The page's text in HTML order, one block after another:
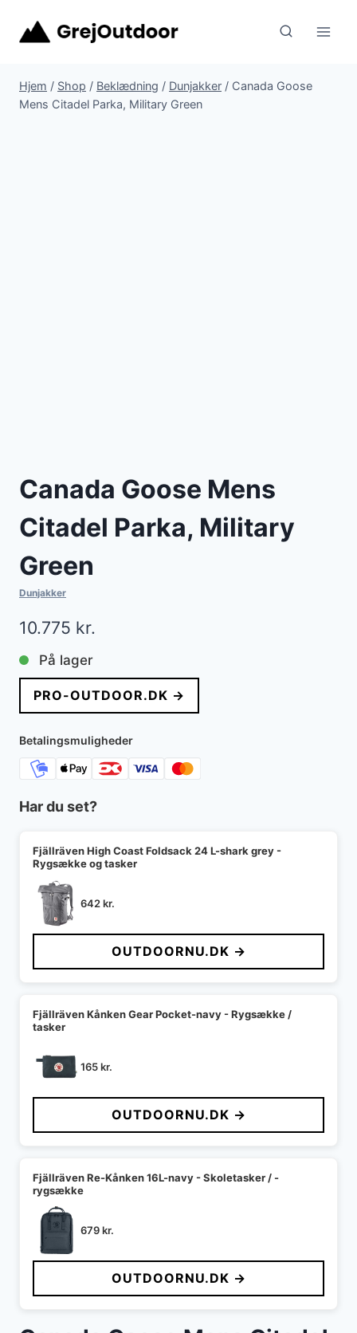
Hjem / Shop / Beklædning / Dunjakker / Canada Goose
Mens Citadel Parka, Military Green
Canada Goose Mens
Citadel Parka, Military
Green
Dunjakker
10.775 kr.
På lager
PRO-OUTDOOR.DK →
Betalingsmuligheder
Har du set?
Fjällräven High Coast Foldsack 24 L-shark grey -
Rygsække og tasker
642kr.
OUTDOORNU.DK →
Fjällräven Kånken Gear Pocket-navy - Rygsække /
tasker
165kr.
OUTDOORNU.DK →
Fjällräven Re-Kånken 16L-navy - Skoletasker / -
rygsække
679kr.
OUTDOORNU.DK →